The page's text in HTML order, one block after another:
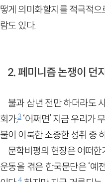
떻게 의미화할지를 적극적
람도 있다.
2. 페미니즘 논쟁이 던
불과 삼년 전만 하더라도
회가,3‘어쩌면’ 지금 우리가
불이 이룩한 소중한 성취 중
문학비평의 현장은 어떠한
운동을 겪은 한국문단은 ‘예
4